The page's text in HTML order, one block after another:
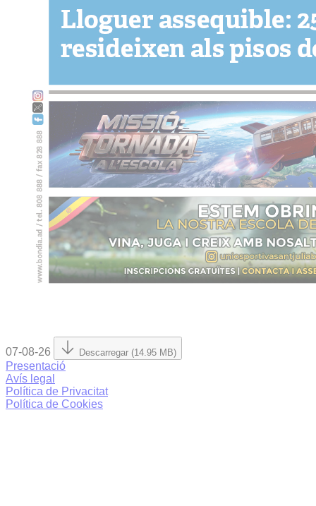
07-08-26 Descarregar (14.95 MB)
Presentació
Avís legal
Política de Privacitat
Política de Cookies